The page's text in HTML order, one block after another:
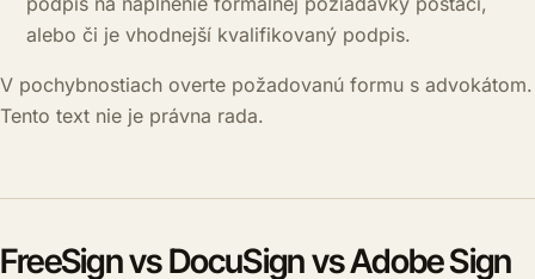
alebo či je vhodnejší kvalifikovaný podpis.
V pochybnostiach overte požadovanú formu s advokátom.
Tento text nie je právna rada.
FreeSign vs DocuSign vs Adobe Sign